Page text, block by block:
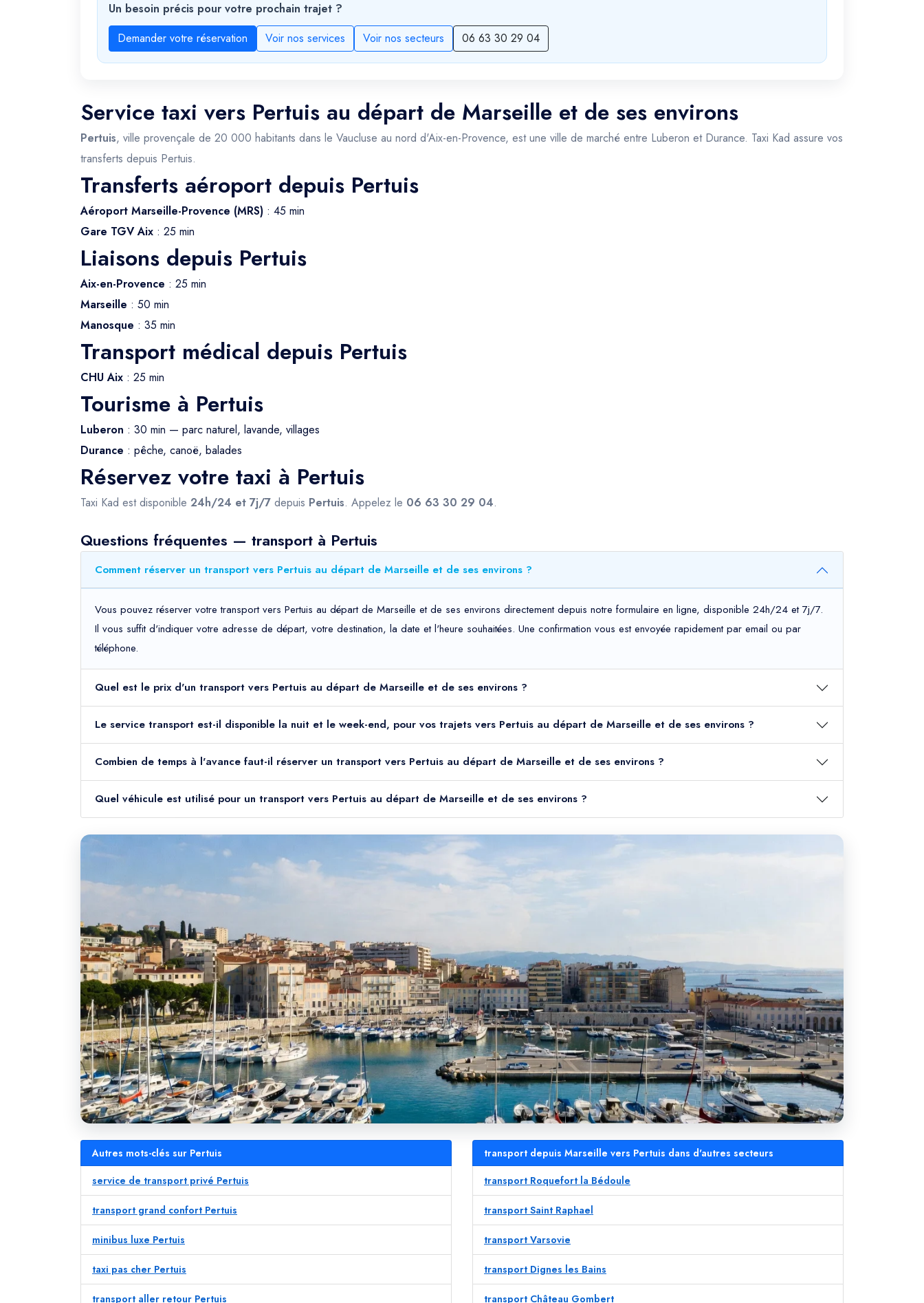
Un besoin précis pour votre prochain trajet ?
Demander votre réservation
Voir nos services Voir nos secteurs 06 63 30 29 04
Service taxi vers Pertuis au départ de Marseille et de ses environs
Pertuis, ville provençale de 20 000 habitants dans le Vaucluse au nord d'Aix-en-Provence, est une ville de marché entre Luberon et Durance. Taxi Kad assure vos
transferts depuis Pertuis.
Transferts aéroport depuis Pertuis
Aéroport Marseille-Provence (MRS) : 45 min
Gare TGV Aix : 25 min
Liaisons depuis Pertuis
Aix-en-Provence : 25 min
Marseille : 50 min
Manosque : 35 min
Transport médical depuis Pertuis
CHU Aix : 25 min
Tourisme à Pertuis
Luberon : 30 min — parc naturel, lavande, villages
Durance : pêche, canoë, balades
Réservez votre taxi à Pertuis
Taxi Kad est disponible 24h/24 et 7j/7 depuis Pertuis. Appelez le 06 63 30 29 04.
Questions fréquentes — transport à Pertuis
Comment réserver un transport vers Pertuis au départ de Marseille et de ses environs ?
Vous pouvez réserver votre transport vers Pertuis au départ de Marseille et de ses environs directement depuis notre formulaire en ligne, disponible 24h/24 et 7j/7.
Il vous suffit d'indiquer votre adresse de départ, votre destination, la date et l'heure souhaitées. Une confirmation vous est envoyée rapidement par email ou par
téléphone.
Quel est le prix d'un transport vers Pertuis au départ de Marseille et de ses environs ?
Le service transport est-il disponible la nuit et le week-end, pour vos trajets vers Pertuis au départ de Marseille et de ses environs ?
Combien de temps à l'avance faut-il réserver un transport vers Pertuis au départ de Marseille et de ses environs ?
Quel véhicule est utilisé pour un transport vers Pertuis au départ de Marseille et de ses environs ?
Autres mots-clés sur Pertuis
service de transport privé Pertuis
transport grand confort Pertuis
minibus luxe Pertuis
taxi pas cher Pertuis
transport aller retour Pertuis
transport depuis Marseille vers Pertuis dans d'autres secteurs
transport Roquefort la Bédoule
transport Saint Raphael
transport Varsovie
transport Dignes les Bains
transport Château Gombert